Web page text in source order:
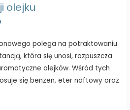
olejku
polega na potraktowaniu
która się unosi, rozpuszcza
olejków. Wśród tych
się benzen, eter naftowy oraz